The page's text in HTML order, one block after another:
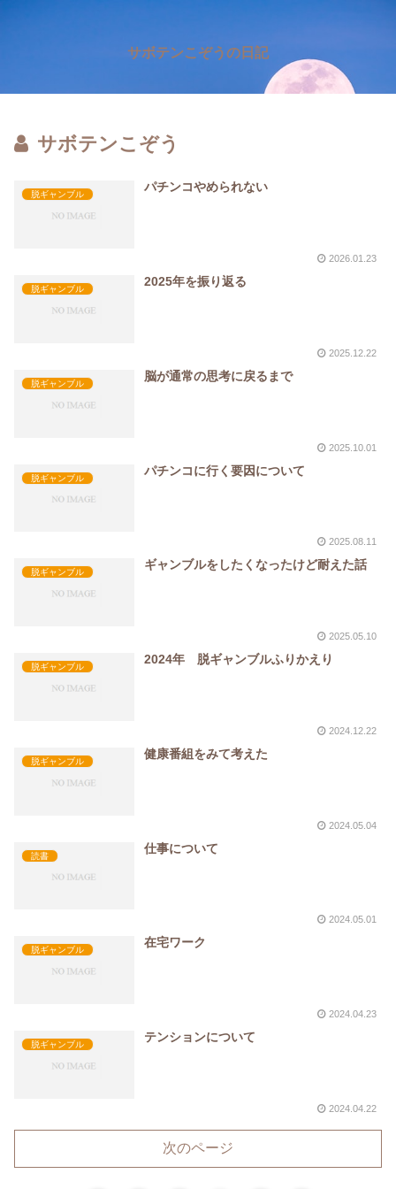
サボテンこぞうの日記
サボテンこぞう
脱ギャンブル
パチンコやめられない
2026.01.23
脱ギャンブル
2025年を振り返る
2025.12.22
脱ギャンブル
脳が通常の思考に戻るまで
2025.10.01
脱ギャンブル
パチンコに行く要因について
2025.08.11
脱ギャンブル
ギャンブルをしたくなったけど耐えた話
2025.05.10
脱ギャンブル
2024年 脱ギャンブルふりかえり
2024.12.22
脱ギャンブル
健康番組をみて考えた
2024.05.04
読書
仕事について
2024.05.01
脱ギャンブル
在宅ワーク
2024.04.23
脱ギャンブル
テンションについて
2024.04.22
次のページ